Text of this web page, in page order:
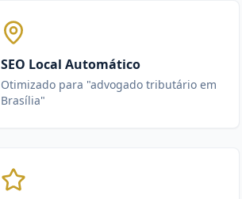
SEO Local Automático
Otimizado para "advogado tributário em
Brasília"